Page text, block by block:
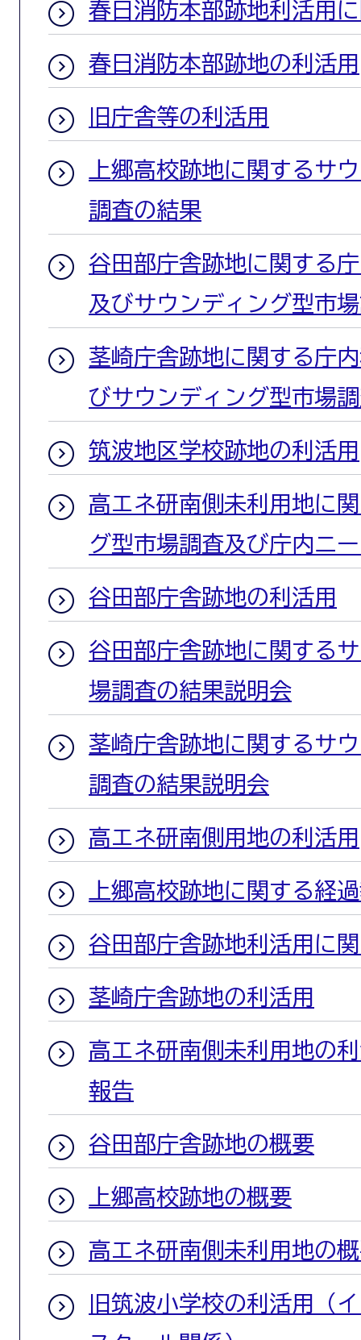
春日消防本部跡地利活用
春日消防本部跡地の利活用
旧庁舎等の利活用
上郷高校跡地に関するサ
調査の結果
谷田部庁舎跡地に関する
及びサウンディング型市
茎崎庁舎跡地に関する庁
びサウンディング型市場
筑波地区学校跡地の利活用
高エネ研南側未利用地に
グ型市場調査及び庁内ニ
谷田部庁舎跡地の利活用
谷田部庁舎跡地に関する
場調査の結果説明会
茎崎庁舎跡地に関するサ
調査の結果説明会
高エネ研南側用地の利活用
上郷高校跡地に関する経
谷田部庁舎跡地利活用に
茎崎庁舎跡地の利活用
高エネ研南側未利用地の
報告
谷田部庁舎跡地の概要
上郷高校跡地の概要
高エネ研南側未利用地の
旧筑波小学校の利活用（